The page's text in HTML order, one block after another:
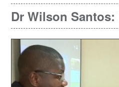
Dr Wilson